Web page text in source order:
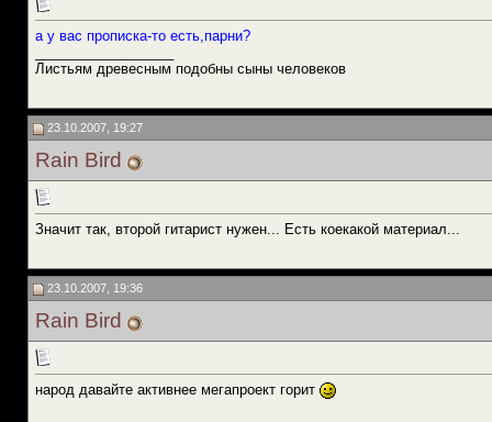
а у вас прописка-то есть,парни?
Листьям древесным подобны сыны человеков
23.10.2007, 19:27
Rain Bird
Значит так, второй гитарист нужен... Есть коекакой материал...
23.10.2007, 19:36
Rain Bird
народ давайте активнее мегапроект горит